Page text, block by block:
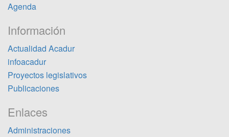
Agenda
Información
Actualidad Acadur
infoacadur
Proyectos legislativos
Publicaciones
Enlaces
Administraciones